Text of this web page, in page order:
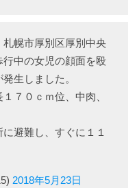
幌市厚別区厚別中央
行中の女児の顔面を殴
生しました。
７０ｃｍ位、中肉、
避難し、すぐに１１
2018年5月23日